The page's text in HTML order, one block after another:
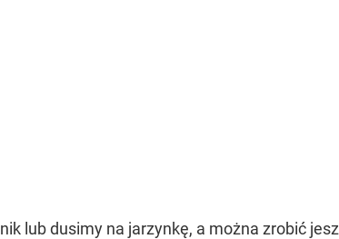
lub dusimy na jarzynkę, a można zrobić